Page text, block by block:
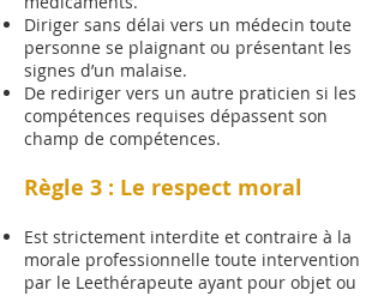
Diriger sans délai vers un médecin toute
personne se plaignant ou présentant les
signes d’un malaise.
De rediriger vers un autre praticien si les
compétences requises dépassent son
champ de compétences.
Règle 3 : Le respect moral
Est strictement interdite et contraire à la
morale professionnelle toute intervention
par le Leethérapeute ayant pour objet ou